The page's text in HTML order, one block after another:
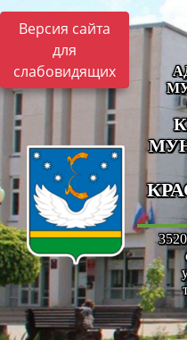
Версия сайта
для
слабовидящих